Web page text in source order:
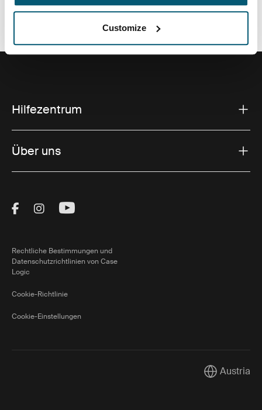
Customize
Toggle techspec
Technische Daten
Hilfezentrum
Über uns
Visit Thule on Facebook (external link)
Visit Thule on Instagram (external link)
Visit Thule on Youtube (external
Rechtliche Bestimmungen und
Datenschutzrichtlinien von Case
Logic
Cookie-Richtlinie
Cookie-Einstellungen
Current
Austria